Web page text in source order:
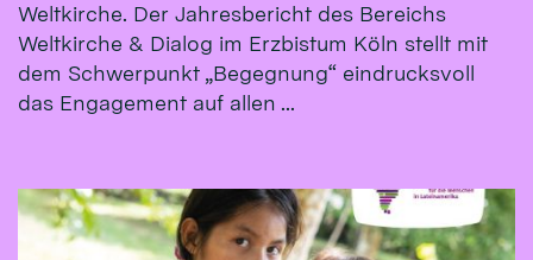
Weltkirche. Der Jahresbericht des Bereichs
Weltkirche & Dialog im Erzbistum Köln stellt mit
dem Schwerpunkt „Begegnung“ eindrucksvoll
das Engagement auf allen ...